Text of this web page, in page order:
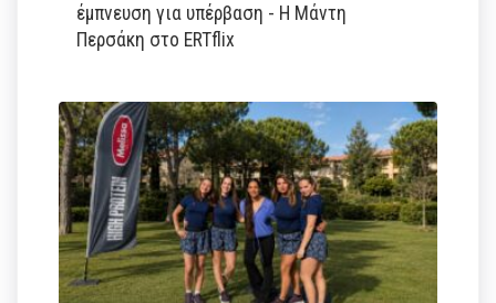
έμπνευση για υπέρβαση - Η Μάντη
Περσάκη στο ERTflix